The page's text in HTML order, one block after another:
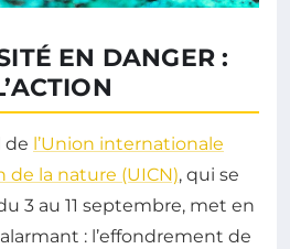
EN DANGER :
de l’Union internationale
de la nature (UICN), qui se
3 au 11 septembre, met en
: l’effondrement de